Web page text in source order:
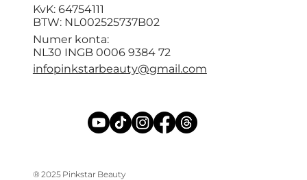
® 2025 Pinkstar Beauty
KvK: 64754111
BTW: NL002525737B02
Numer konta:
NL30 INGB 0006 9384 72
infopinkstarbeauty@gmail.com